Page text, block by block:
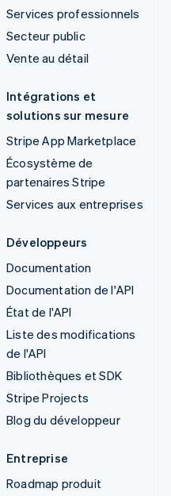
Services professionnels
Secteur public
Vente au détail
Intégrations et
solutions sur mesure
Stripe App Marketplace
Écosystème de
partenaires Stripe
Services aux entreprises
Développeurs
Documentation
Documentation de l'API
État de l'API
Liste des modifications
de l'API
Bibliothèques et SDK
Stripe Projects
Blog du développeur
Entreprise
Roadmap produit